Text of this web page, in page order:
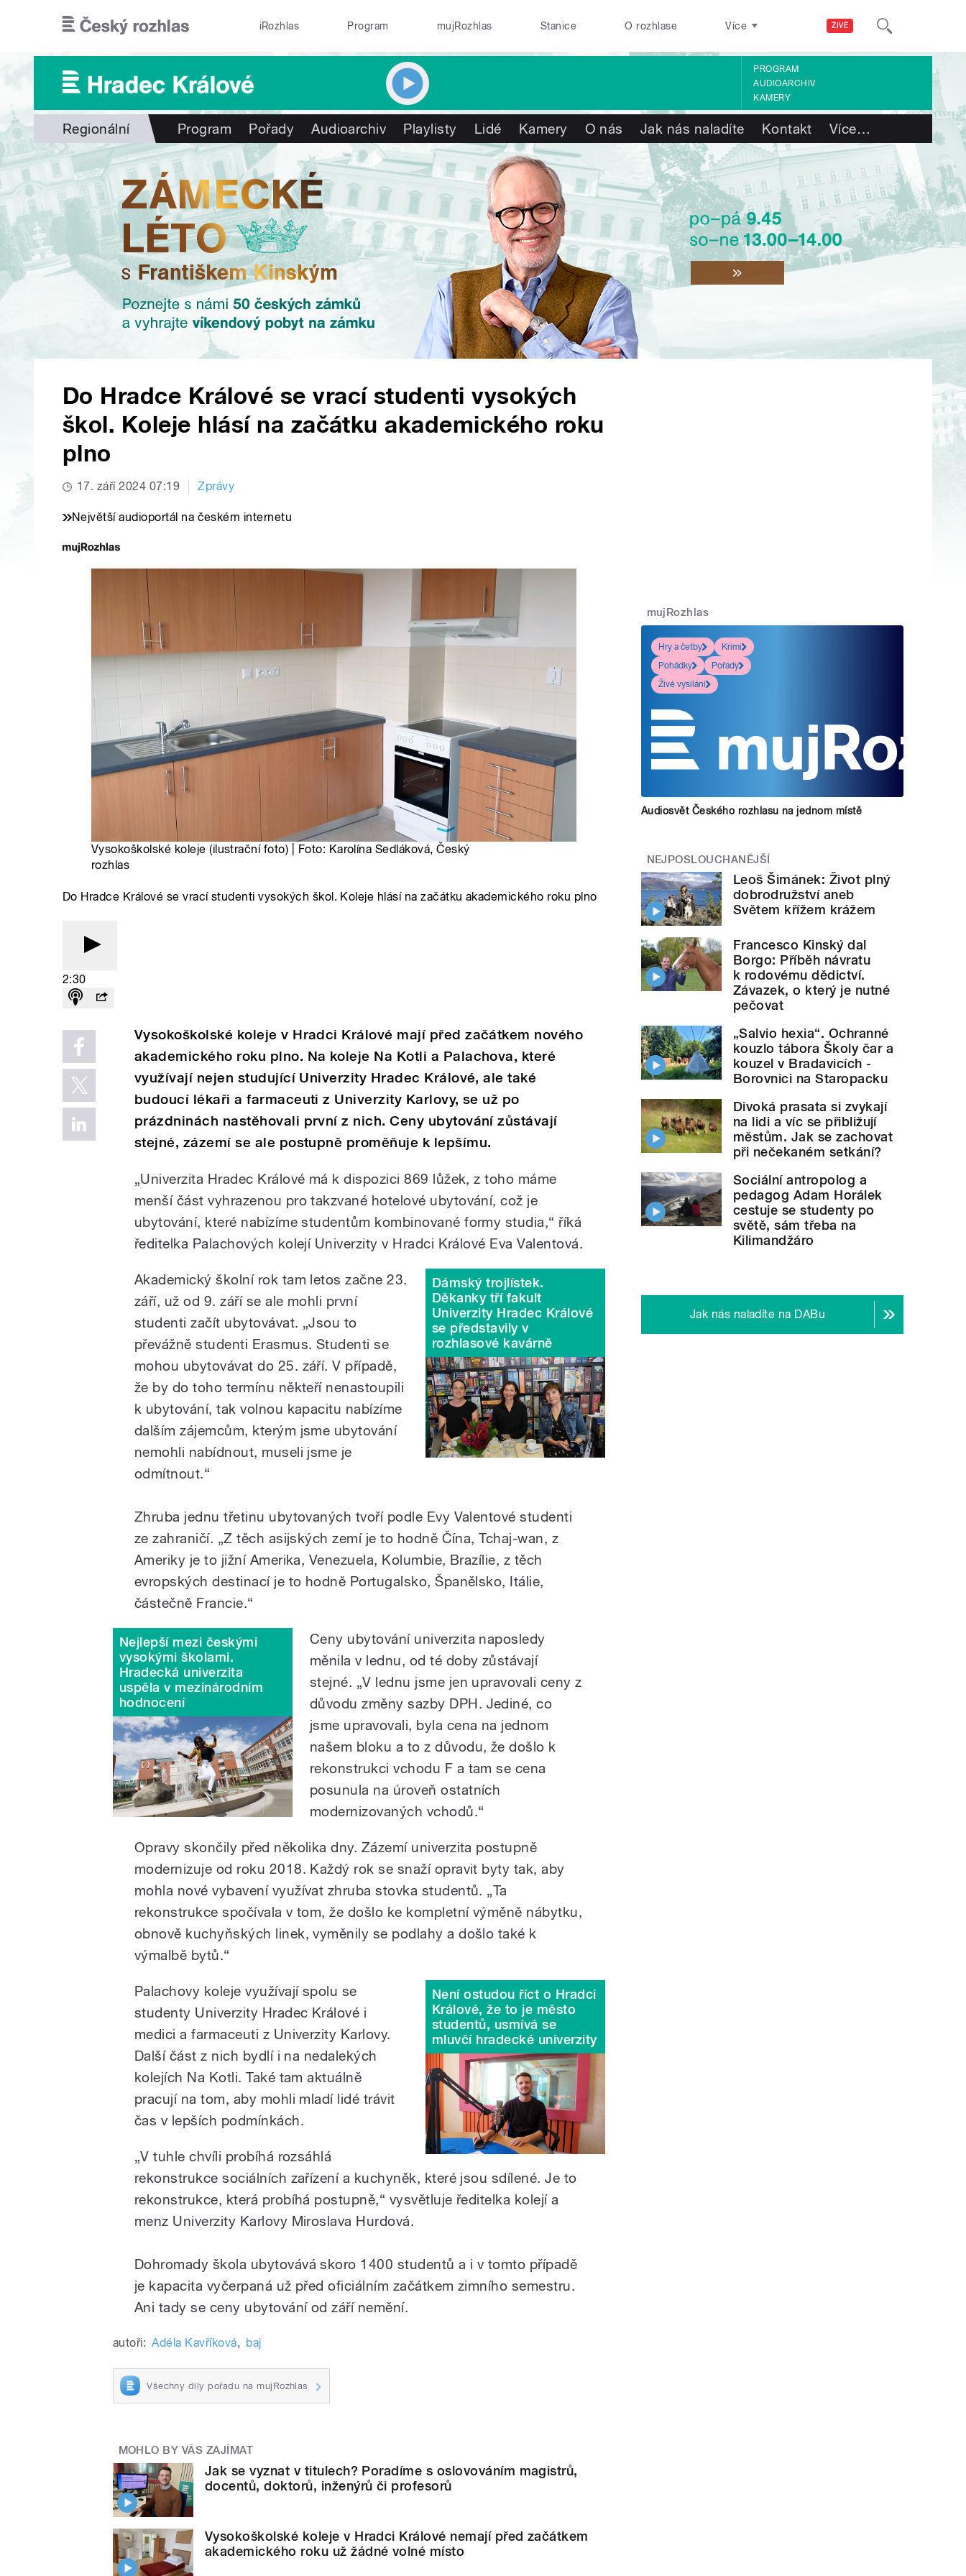
ŽIVĚ
iRozhlas Program mujRozhlas Stanice O rozhlase Více
PROGRAM
AUDIOARCHIV
KAMERY
Regionální Program Pořady Audioarchiv Playlisty Lidé Kamery O nás Jak nás naladíte Kontakt Více…
Do Hradce Králové se vrací studenti vysokých
škol. Koleje hlásí na začátku akademického roku
plno
17. září 2024 07:19 Zprávy
Největší audioportál na českém internetu
Vysokoškolské koleje (ilustrační foto) | Foto: Karolína Sedláková, Český
rozhlas
Do Hradce Králové se vrací studenti vysokých škol. Koleje hlásí na začátku akademického roku plno
2:30
Vysokoškolské koleje v Hradci Králové mají před začátkem nového
akademického roku plno. Na koleje Na Kotli a Palachova, které
využívají nejen studující Univerzity Hradec Králové, ale také
budoucí lékaři a farmaceuti z Univerzity Karlovy, se už po
prázdninách nastěhovali první z nich. Ceny ubytování zůstávají
stejné, zázemí se ale postupně proměňuje k lepšímu.
„Univerzita Hradec Králové má k dispozici 869 lůžek, z toho máme
menší část vyhrazenou pro takzvané hotelové ubytování, což je
ubytování, které nabízíme studentům kombinované formy studia,“ říká
ředitelka Palachových kolejí Univerzity v Hradci Králové Eva Valentová.
Dámský trojlístek.
Děkanky tří fakult
Univerzity Hradec Králové
se představily v
rozhlasové kavárně
Akademický školní rok tam letos začne 23.
září, už od 9. září se ale mohli první
studenti začít ubytovávat. „Jsou to
převážně studenti Erasmus. Studenti se
mohou ubytovávat do 25. září. V případě,
že by do toho termínu někteří nenastoupili
k ubytování, tak volnou kapacitu nabízíme
dalším zájemcům, kterým jsme ubytování
nemohli nabídnout, museli jsme je
odmítnout.“
Zhruba jednu třetinu ubytovaných tvoří podle Evy Valentové studenti
ze zahraničí. „Z těch asijských zemí je to hodně Čína, Tchaj-wan, z
Ameriky je to jižní Amerika, Venezuela, Kolumbie, Brazílie, z těch
evropských destinací je to hodně Portugalsko, Španělsko, Itálie,
částečně Francie.“
Nejlepší mezi českými
vysokými školami.
Hradecká univerzita
uspěla v mezinárodním
hodnocení
Ceny ubytování univerzita naposledy
měnila v lednu, od té doby zůstávají
stejné. „V lednu jsme jen upravovali ceny z
důvodu změny sazby DPH. Jediné, co
jsme upravovali, byla cena na jednom
našem bloku a to z důvodu, že došlo k
rekonstrukci vchodu F a tam se cena
posunula na úroveň ostatních
modernizovaných vchodů.“
Opravy skončily před několika dny. Zázemí univerzita postupně
modernizuje od roku 2018. Každý rok se snaží opravit byty tak, aby
mohla nové vybavení využívat zhruba stovka studentů. „Ta
rekonstrukce spočívala v tom, že došlo ke kompletní výměně nábytku,
obnově kuchyňských linek, vyměnily se podlahy a došlo také k
výmalbě bytů.“
Není ostudou říct o Hradci
Králové, že to je město
studentů, usmívá se
mluvčí hradecké univerzity
Palachovy koleje využívají spolu se
studenty Univerzity Hradec Králové i
medici a farmaceuti z Univerzity Karlovy.
Další část z nich bydlí i na nedalekých
kolejích Na Kotli. Také tam aktuálně
pracují na tom, aby mohli mladí lidé trávit
čas v lepších podmínkách.
„V tuhle chvíli probíhá rozsáhlá
rekonstrukce sociálních zařízení a kuchyněk, které jsou sdílené. Je to
rekonstrukce, která probíhá postupně,“ vysvětluje ředitelka kolejí a
menz Univerzity Karlovy Miroslava Hurdová.
Dohromady škola ubytovává skoro 1400 studentů a i v tomto případě
je kapacita vyčerpaná už před oficiálním začátkem zimního semestru.
Ani tady se ceny ubytování od září nemění.
autoři: Adéla Kavříková, baj
Všechny díly pořadu na mujRozhlas
MOHLO BY VÁS ZAJÍMAT
Jak se vyznat v titulech? Poradíme s oslovováním magistrů,
docentů, doktorů, inženýrů či profesorů
Vysokoškolské koleje v Hradci Králové nemají před začátkem
akademického roku už žádné volné místo
mujRozhlas
Hry a četby
Krimi
Pohádky
Pořady
Živé vysílání
Audiosvět Českého rozhlasu na jednom místě
NEJPOSLOUCHANĚJŠÍ
Leoš Šimánek: Život plný
dobrodružství aneb
Světem křížem krážem
Francesco Kinský dal
Borgo: Příběh návratu
k rodovému dědictví.
Závazek, o který je nutné
pečovat
„Salvio hexia“. Ochranné
kouzlo tábora Školy čar a
kouzel v Bradavicích -
Borovnici na Staropacku
Divoká prasata si zvykají
na lidi a víc se přibližují
městům. Jak se zachovat
při nečekaném setkání?
Sociální antropolog a
pedagog Adam Horálek
cestuje se studenty po
světě, sám třeba na
Kilimandžáro
Jak nás naladíte na DABu